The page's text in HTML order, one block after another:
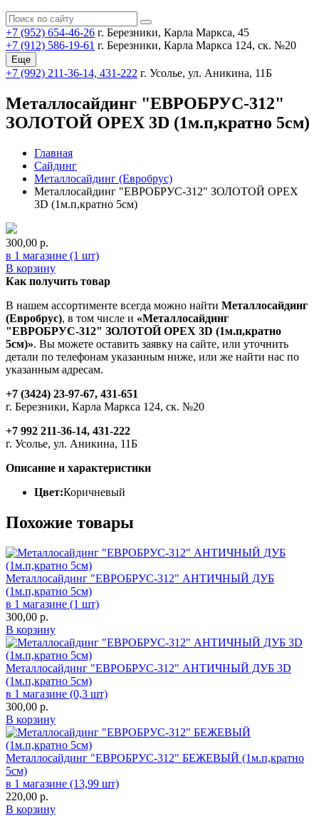
+7 (952) 654-46-26 г. Березники, Карла Маркса, 45
+7 (912) 586-19-61 г. Березники, Карла Маркса 124, ск. №20
Еще
+7 (992) 211-36-14, 431-222 г. Усолье, ул. Аникина, 11Б
Металлосайдинг "ЕВРОБРУС-312"
ЗОЛОТОЙ ОРЕХ 3D (1м.п,кратно 5см)
Главная
Сайдинг
Металлосайдинг (Евробрус)
Металлосайдинг "ЕВРОБРУС-312" ЗОЛОТОЙ ОРЕХ
3D (1м.п,кратно 5см)
300,00 р.
в 1 магазине (1 шт)
В корзину
Как получить товар
В нашем ассортименте всегда можно найти Металлосайдинг
(Евробрус), в том числе и «Металлосайдинг
"ЕВРОБРУС-312" ЗОЛОТОЙ ОРЕХ 3D (1м.п,кратно
5см)». Вы можете оставить заявку на сайте, или уточнить
детали по телефонам указанным ниже, или же найти нас по
указанным адресам.
+7 (3424) 23-97-67, 431-651
г. Березники, Карла Маркса 124, ск. №20
+7 992 211-36-14, 431-222
г. Усолье, ул. Аникина, 11Б
Описание и характеристики
Цвет:Коричневый
Похожие товары
Металлосайдинг "ЕВРОБРУС-312" АНТИЧНЫЙ ДУБ
(1м.п,кратно 5см)
в 1 магазине (1 шт)
300,00 р.
В корзину
Металлосайдинг "ЕВРОБРУС-312" АНТИЧНЫЙ ДУБ 3D
(1м.п,кратно 5см)
в 1 магазине (0,3 шт)
300,00 р.
В корзину
Металлосайдинг "ЕВРОБРУС-312" БЕЖЕВЫЙ (1м.п,кратно
5см)
в 1 магазине (13,99 шт)
220,00 р.
В корзину